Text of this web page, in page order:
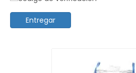
Entregar